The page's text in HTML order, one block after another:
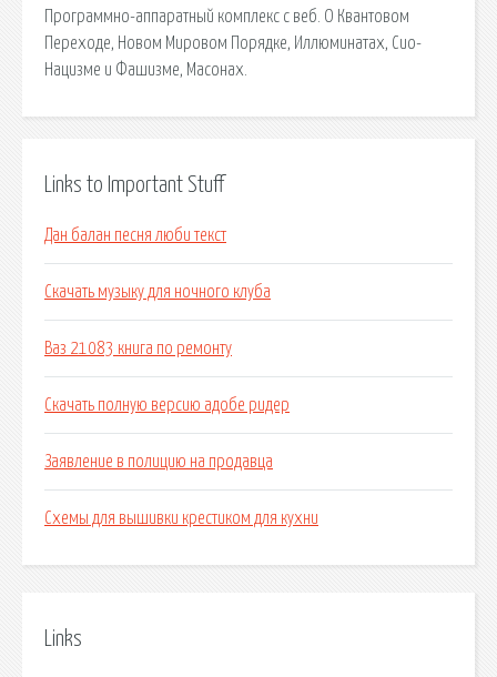
Программно-аппаратный комплекс с веб. О Квантовом
Переходе, Новом Мировом Порядке, Иллюминатах, Сио-
Нацизме и Фашизме, Масонах.
Links to Important Stuff
Дан балан песня люби текст
Скачать музыку для ночного клуба
Ваз 21083 книга по ремонту
Скачать полную версию адобе ридер
Заявление в полицию на продавца
Схемы для вышивки крестиком для кухни
Links